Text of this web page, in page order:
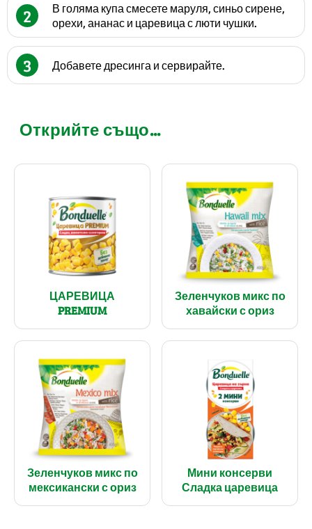
2
В голяма купа смесете маруля, синьо сирене,
орехи, ананас и царевица с люти чушки.
3 Добавете дресинга и сервирайте.
Открийте също...
ЦАРЕВИЦА
PREMIUM
Зеленчуков микс по
хавайски с ориз
Зеленчуков микс по
мексикански с ориз
Мини консерви
Сладка царевица